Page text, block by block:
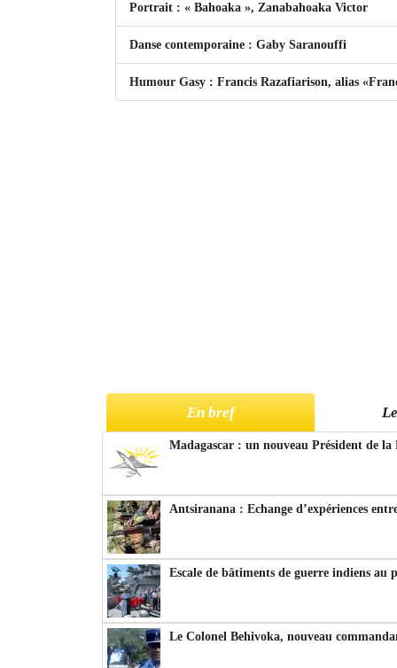
Portrait : « Bahoaka », Zanabahoaka Victor
Danse contemporaine : Gaby Saranouffi
Humour Gasy : Francis Razafiarison, alias
En bref
Madagascar : un nouveau Président de
Antsiranana : Echange d’expériences
Escale de bâtiments de guerre indiens au
Le Colonel Behivoka, nouveau